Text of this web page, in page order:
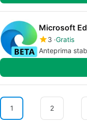
Microsoft
3 Gratis
Anteprima
1 2